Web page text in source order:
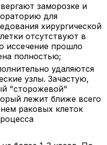
заморозке и
для
хирургической
отсутствуют в
иссечение прошло
полностью;
удаляются
узлы. Зачастую,
"сторожевой"
лежит ближе всего
раковых клеток